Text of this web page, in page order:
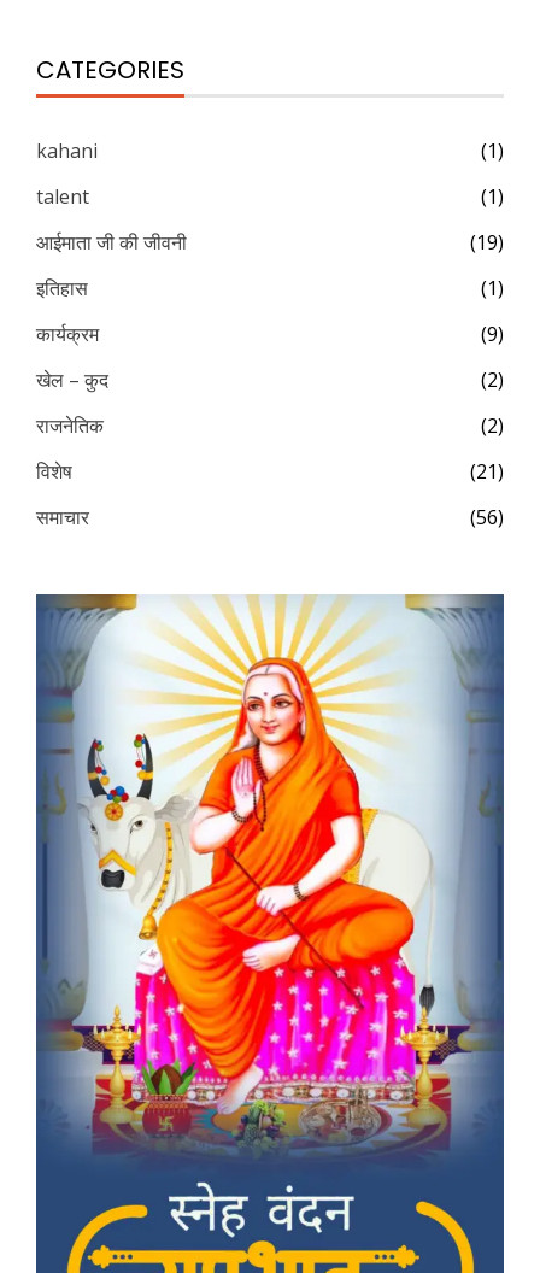
CATEGORIES
kahani
(1)
talent
(1)
आईमाता जी की जीवनी
(19)
इतिहास
(1)
कार्यक्रम
(9)
खेल – कुद
(2)
राजनेतिक
(2)
विशेष
(21)
समाचार
(56)